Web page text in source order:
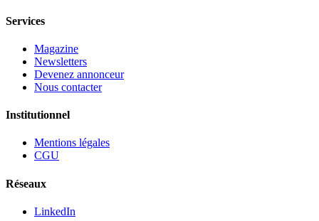
Services
Magazine
Newsletters
Devenez annonceur
Nous contacter
Institutionnel
Mentions légales
CGU
Réseaux
LinkedIn